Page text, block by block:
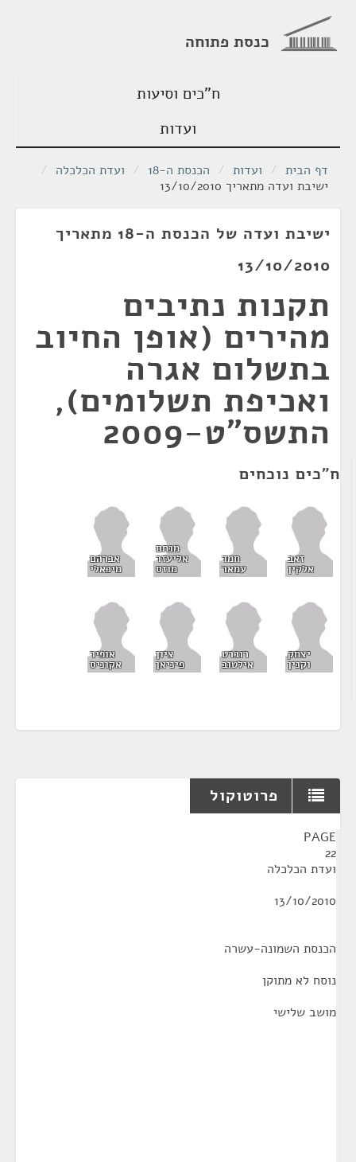
כנסת פתוחה
ח"כים וסיעות
ועדות
דף הבית / ועדות / הכנסת ה-18 / ועדת הכלכלה /
ישיבת ועדה מתאריך 13/10/2010
ישיבת ועדה של הכנסת ה-18 מתאריך
13/10/2010
תקנות נתיבים
מהירים (אופן החיוב
בתשלום אגרה
ואכיפת תשלומים),
התשס"ט-2009
ח"כים נוכחים
זאב
אלקין
חמד
עמאר
מנחם
אליעזר
מוזס
אברהם
מיכאלי
יצחק
וקנין
רוברט
אילטוב
ציון
פיניאן
אופיר
אקוניס
פרוטוקול
PAGE
22
ועדת הכלכלה
13/10/2010
הכנסת השמונה-עשרה
נוסח לא מתוקן
מושב שלישי